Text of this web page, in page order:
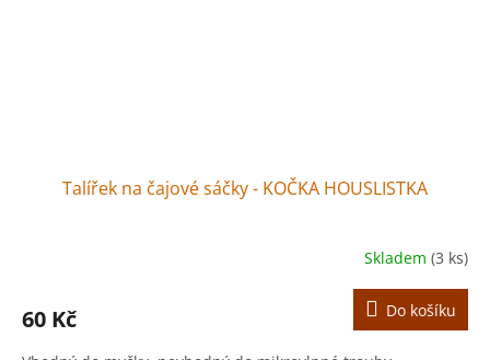
Talířek na čajové sáčky - KOČKA HOUSLISTKA
Skladem (3 ks)
60 Kč Do košíku